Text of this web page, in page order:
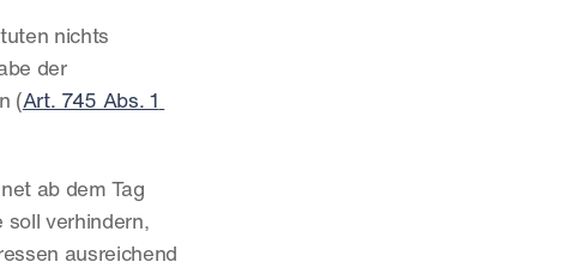
nichts
der
(Art. 745 Abs. 1
ab dem Tag
soll verhindern,
ausreichend